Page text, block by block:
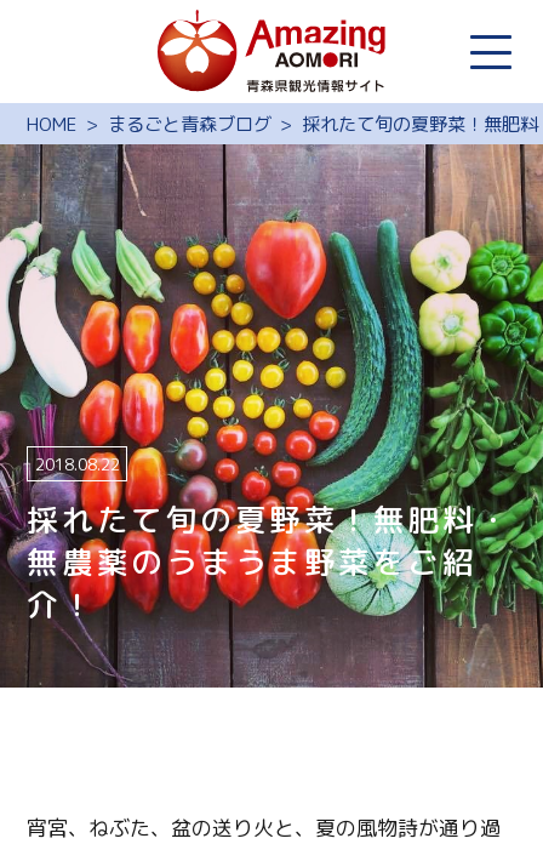
HOME まるごと青森ブログ 採れたて旬の夏野菜！無肥
採れたて旬の夏野菜！無肥料・
無農薬のうまうま野菜をご紹
介！
2018.08.22
宵宮、ねぶた、盆の送り火と、夏の風物詩が通り過